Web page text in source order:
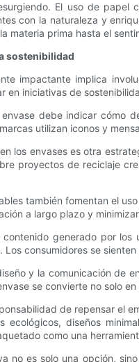
El uso de
con la naturaleza y
materia prima hasta el
sostenibilidad
impactante implica
iniciativas de
debe indicar cómo
utilizan iconos y
los envases es otra
proyectos de reciclaje
también fomentan el
a largo plazo y
generado por
consumidores se
y la comunicación de
se convierte no solo
de repensar el
ecológicos, diseños
como una
no es solo una opción,